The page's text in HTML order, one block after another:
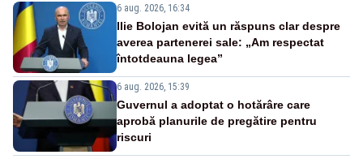
6 aug. 2026, 16:34
Ilie Bolojan evită un răspuns clar despre
averea partenerei sale: „Am respectat
întotdeauna legea”
6 aug. 2026, 15:39
Guvernul a adoptat o hotărâre care
aprobă planurile de pregătire pentru
riscuri